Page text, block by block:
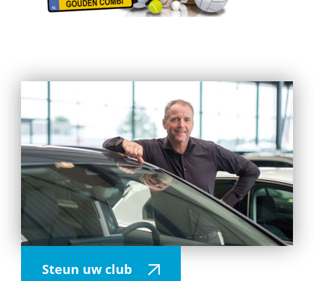
Steun uw club